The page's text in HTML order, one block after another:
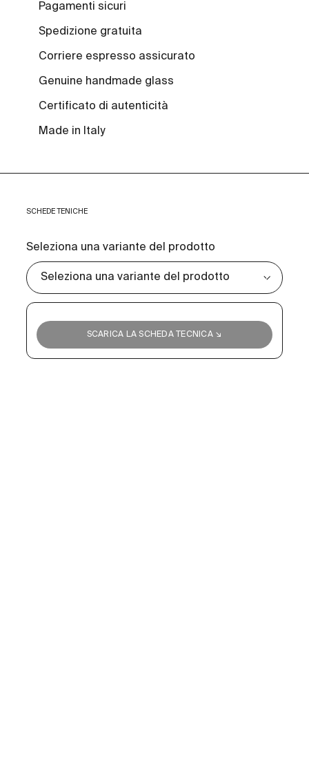
Pagamenti sicuri
Spedizione gratuita
Corriere espresso assicurato
Genuine handmade glass
Certificato di autenticità
Made in Italy
SCHEDE TENICHE
Seleziona una variante del prodotto
SCARICA LA SCHEDA TECNICA ↘